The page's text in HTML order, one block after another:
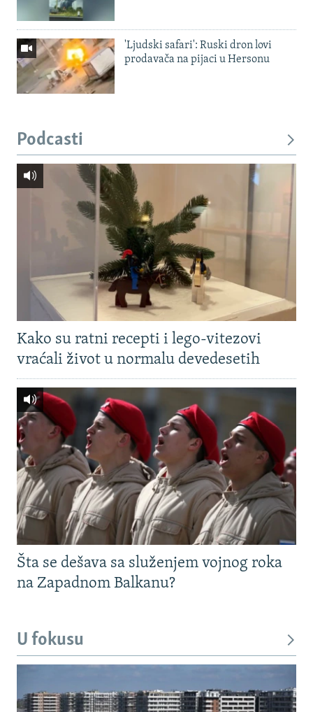
'Ljudski safari': Ruski dron lovi
prodavača na pijaci u Hersonu
Podcasti
Kako su ratni recepti i lego-vitezovi
vraćali život u normalu devedesetih
Šta se dešava sa služenjem vojnog roka
na Zapadnom Balkanu?
U fokusu